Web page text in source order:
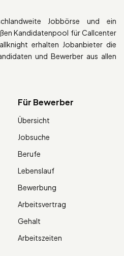
Jobbörse und ein
Kandidatenpool für Callcenter
erhalten Jobanbieter die
und Bewerber aus allen
Für Bewerber
Übersicht
Jobsuche
Berufe
Lebenslauf
Bewerbung
Arbeitsvertrag
Gehalt
Arbeitszeiten